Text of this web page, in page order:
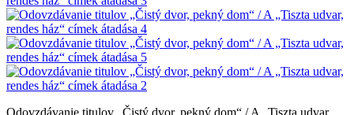
Odovzdávanie titulov „Čistý dvor, pekný dom“ / A „Tiszta udvar,